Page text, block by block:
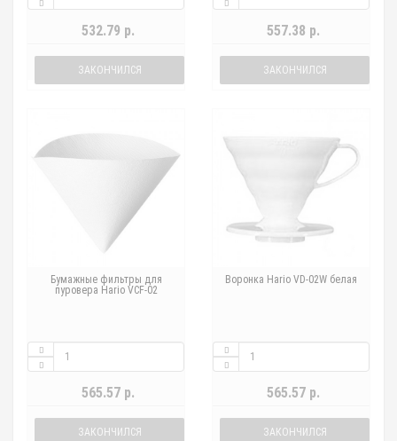
532.79 р.
ЗАКОНЧИЛСЯ
557.38 р.
ЗАКОНЧИЛСЯ
Бумажные фильтры для
пуровера Hario VCF-02
565.57 р.
ЗАКОНЧИЛСЯ
Воронка Hario VD-02W белая
565.57 р.
ЗАКОНЧИЛСЯ